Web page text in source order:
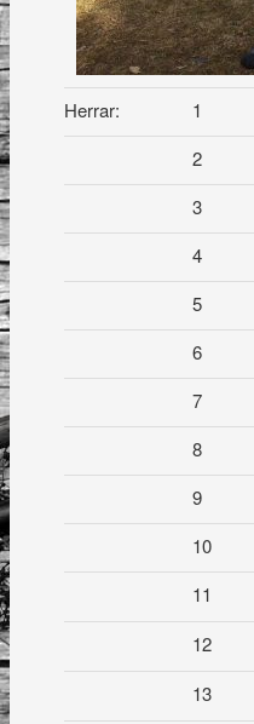
Herrar: 1
2
3
4
5
6
7
8
9
10
11
12
13